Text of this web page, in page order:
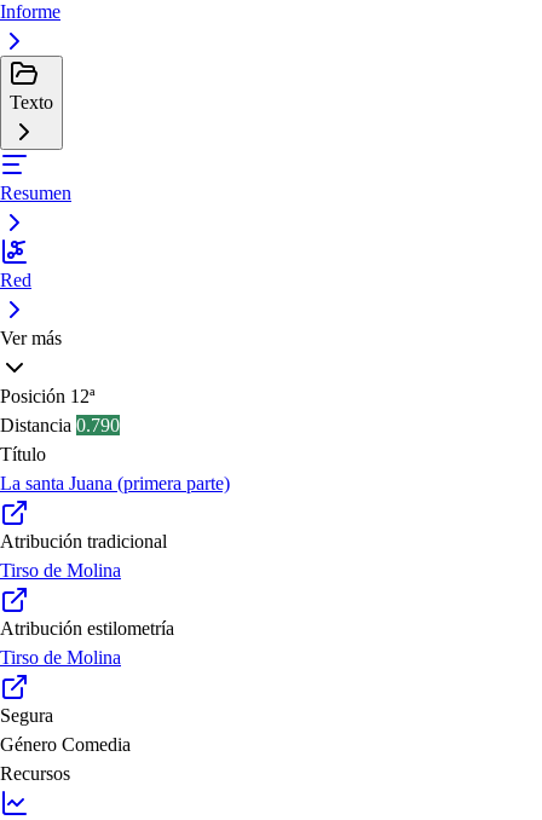
Informe
Texto
Resumen
Red
Ver más
Posición 12ª
Distancia 0.790
Título
La santa Juana (primera parte)
Atribución tradicional
Tirso de Molina
Atribución estilometría
Tirso de Molina
Segura
Género Comedia
Recursos